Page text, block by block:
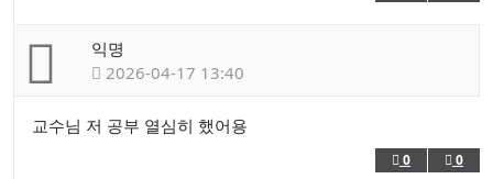
익명
2026-04-17 13:40
교수님 저 공부 열심히 했어용
0 0